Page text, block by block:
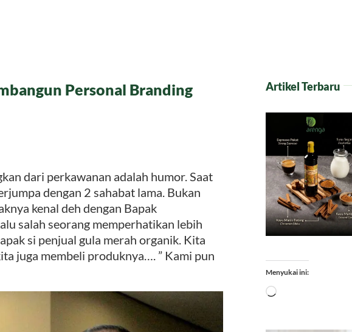
Personal Branding
dari perkawanan adalah humor. Saat
dengan 2 sahabat lama. Bukan
kenal deh dengan Bapak
salah seorang memperhatikan lebih
si penjual gula merah organik. Kita
juga membeli produknya…. ” Kami pun
Artikel Terbaru
Menyukai ini:
Memuat...